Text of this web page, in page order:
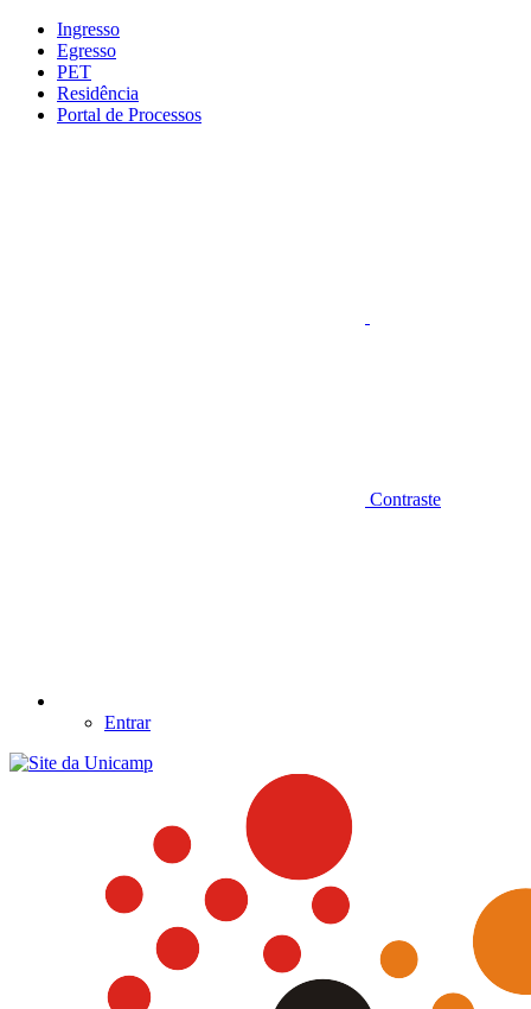
Conteúdo principal
Ingresso
Egresso
PET
Residência
Portal de Processos
Contraste
Entrar